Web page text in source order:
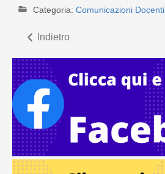
Categoria: Comunicazioni Docenti
Indietro